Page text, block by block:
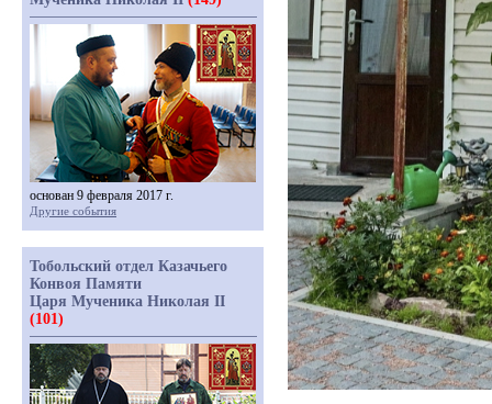
основан 9 февраля 2017 г.
Другие события
Тобольский отдел Казачьего
Конвоя Памяти
Царя Мученика Николая II
(101)